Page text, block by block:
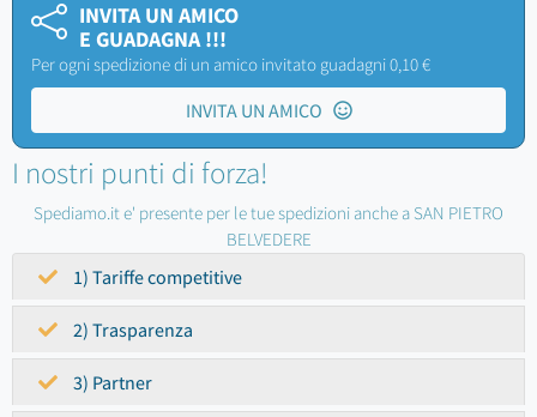
INVITA UN AMICO
E GUADAGNA !!!
Per ogni spedizione di un amico invitato guadagni 0,10 €
INVITA UN AMICO
I nostri punti di forza!
Spediamo.it e' presente per le tue spedizioni anche a SAN PIETRO
BELVEDERE
1) Tariffe competitive
2) Trasparenza
3) Partner